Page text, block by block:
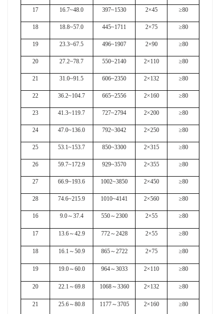
17 16.7~48.0 397~1530 2×45 ≥80
18 18.8~57.0 445~1711 2×75 ≥80
19 23.3~67.5 496~1907 2×90 ≥80
20 27.2~78.7 550~2140 2×110 ≥80
21 31.0~91.5 606~2350 2×132 ≥80
22 36.2~104.7 665~2556 2×160 ≥80
23 41.3~119.7 727~2794 2×200 ≥80
24 47.0~136.0 792~3042 2×250 ≥80
25 53.1~153.7 850~3300 2×315 ≥80
26 59.7~172.9 929~3570 2×355 ≥80
27 66.9~193.6 1002~3850 2×450 ≥80
28 74.6~215.9 1010~4141 2×560 ≥80
16 9.0～37.4 550～2300 2×55 ≥80
17 13.6～42.9 772～2428 2×55 ≥80
18 16.1 ～50.9 865～2722 2×75 ≥80
19 19.0～60.0 964～3033 2×110 ≥80
20 22.1 ～69.8 1068～3360 2×132 ≥80
21 25.6～80.8 1177～3705 2×160 ≥80